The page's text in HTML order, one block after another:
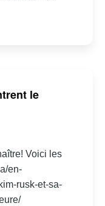
le
Voici les
en-
rusk-et-sa-